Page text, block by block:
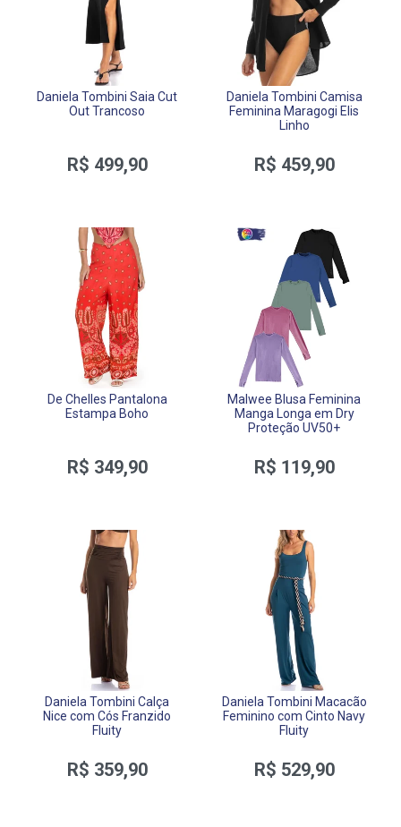
Daniela Tombini Saia Cut
Out Trancoso
R$ 499,90
Daniela Tombini Camisa
Feminina Maragogi Elis
Linho
R$ 459,90
De Chelles Pantalona
Estampa Boho
R$ 349,90
Malwee Blusa Feminina
Manga Longa em Dry
Proteção UV50+
R$ 119,90
Daniela Tombini Calça
Nice com Cós Franzido
Fluity
R$ 359,90
Daniela Tombini Macacão
Feminino com Cinto Navy
Fluity
R$ 529,90